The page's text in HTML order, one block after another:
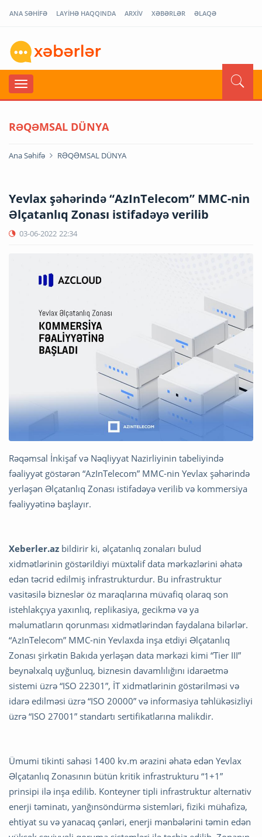
ANA SƏHİFƏ LAYİHƏ HAQQINDA ARXİV XƏBƏRLƏR ƏLAQƏ
RƏQƏMSAL DÜNYA
Ana Səhifə RƏQƏMSAL DÜNYA
Yevlax şəhərində “AzInTelecom” MMC-nin
Əlçatanlıq Zonası istifadəyə verilib
03-06-2022 22:34
Rəqəmsal İnkişaf və Nəqliyyat Nazirliyinin tabeliyində
fəaliyyət göstərən “AzInTelecom” MMC-nin Yevlax şəhərində
yerləşən Əlçatanlıq Zonası istifadəyə verilib və kommersiya
fəaliyyətinə başlayır.
Xeberler.az bildirir ki, əlçatanlıq zonaları bulud
xidmətlərinin göstərildiyi müxtəlif data mərkəzlərini əhatə
edən təcrid edilmiş infrastrukturdur. Bu infrastruktur
vasitəsilə bizneslər öz maraqlarına müvafiq olaraq son
istehlakçıya yaxınlıq, replikasiya, gecikmə və ya
məlumatların qorunması xidmətlərindən faydalana bilərlər.
“AzInTelecom” MMC-nin Yevlaxda inşa etdiyi Əlçatanlıq
Zonası şirkətin Bakıda yerləşən data mərkəzi kimi “Tier III”
beynəlxalq uyğunluq, biznesin davamlılığını idarəetmə
sistemi üzrə “ISO 22301”, İT xidmətlərinin göstərilməsi və
idarə edilməsi üzrə “ISO 20000” və informasiya təhlükəsizliyi
üzrə “ISO 27001” standartı sertifikatlarına malikdir.
Ümumi tikinti sahəsi 1400 kv.m ərazini əhatə edən Yevlax
Əlçatanlıq Zonasının bütün kritik infrastrukturu “1+1”
prinsipi ilə inşa edilib. Konteyner tipli infrastruktur alternativ
enerji təminatı, yanğınsöndürmə sistemləri, fiziki mühafizə,
ehtiyat su və yanacaq çənləri, enerji mənbələrini təmin edən